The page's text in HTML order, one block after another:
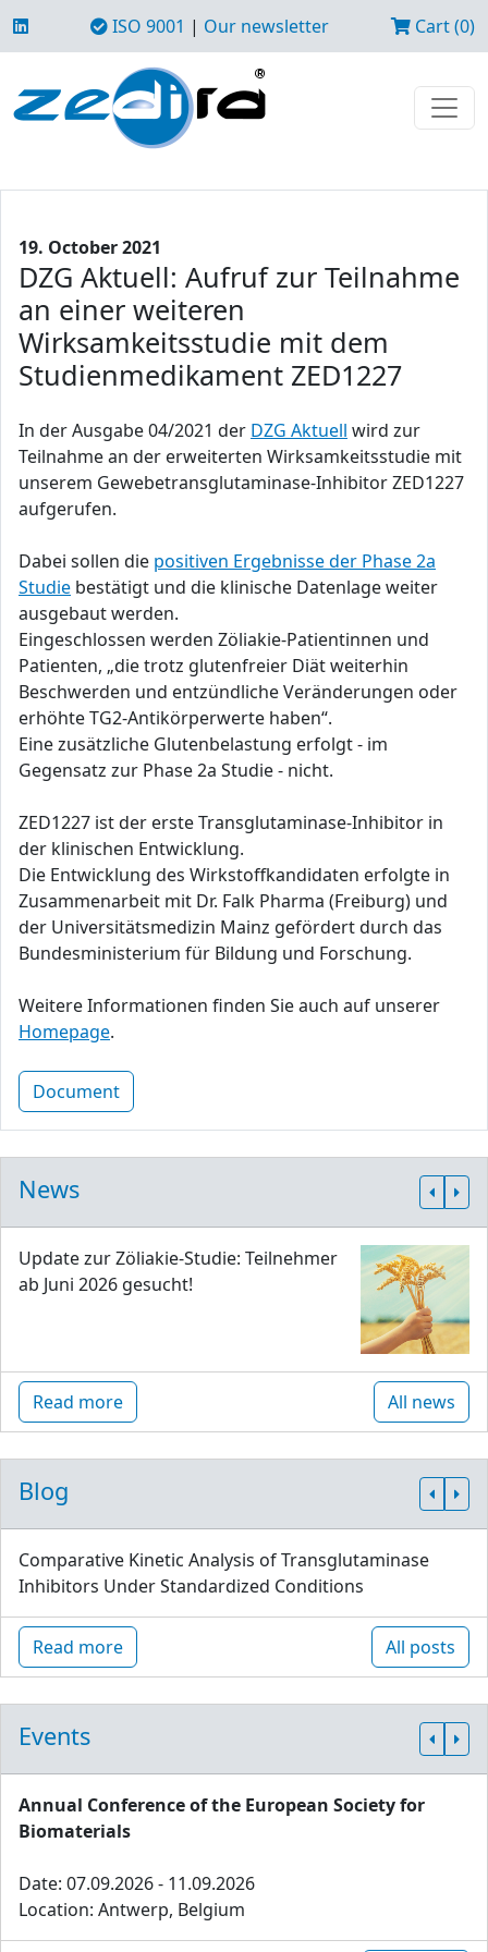
ISO 9001 | Our newsletter Cart (0)
19. October 2021
DZG Aktuell: Aufruf zur Teilnahme
an einer weiteren
Wirksamkeitsstudie mit dem
Studienmedikament ZED1227
In der Ausgabe 04/2021 der DZG Aktuell wird zur
Teilnahme an der erweiterten Wirksamkeitsstudie mit
unserem Gewebetransglutaminase-Inhibitor ZED1227
aufgerufen.
Dabei sollen die positiven Ergebnisse der Phase 2a
Studie bestätigt und die klinische Datenlage weiter
ausgebaut werden.
Eingeschlossen werden Zöliakie-Patientinnen und
Patienten, „die trotz glutenfreier Diät weiterhin
Beschwerden und entzündliche Veränderungen oder
erhöhte TG2-Antikörperwerte haben“.
Eine zusätzliche Glutenbelastung erfolgt - im
Gegensatz zur Phase 2a Studie - nicht.
ZED1227 ist der erste Transglutaminase-Inhibitor in
der klinischen Entwicklung.
Die Entwicklung des Wirkstoffkandidaten erfolgte in
Zusammenarbeit mit Dr. Falk Pharma (Freiburg) und
der Universitätsmedizin Mainz gefördert durch das
Bundesministerium für Bildung und Forschung.
Weitere Informationen finden Sie auch auf unserer
Homepage.
Document
News
Update zur Zöliakie-Studie: Teilnehmer
ab Juni 2026 gesucht!
Read more All news
Blog
Comparative Kinetic Analysis of Transglutaminase
Inhibitors Under Standardized Conditions
Read more All posts
Events
Annual Conference of the European Society for
Biomaterials
Date: 07.09.2026 - 11.09.2026
Location: Antwerp, Belgium